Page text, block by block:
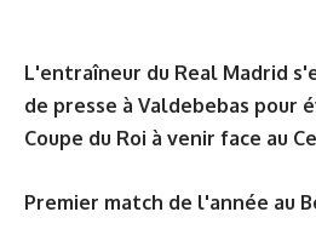
L'entraîneur du Real Madrid
de presse à Valdebebas pour
Coupe du Roi à venir face au
Premier match de l'année au